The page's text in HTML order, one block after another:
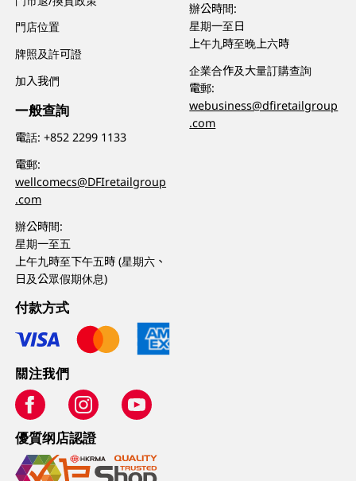
門店位置
牌照及許可證
加入我們
一般查詢
電話:+852 2299 1133
電郵:
wellcomecs@DFIretailgroup
.com
辦公時間:
星期一至五
上午九時至下午五時 (星期六、
日及公眾假期休息)
辦公時間:
星期一至日
上午九時至晚上六時
企業合作及大量訂購查詢
電郵:
webusiness@dfiretailgroup
.com
付款方式
關注我們
優質纲店認證